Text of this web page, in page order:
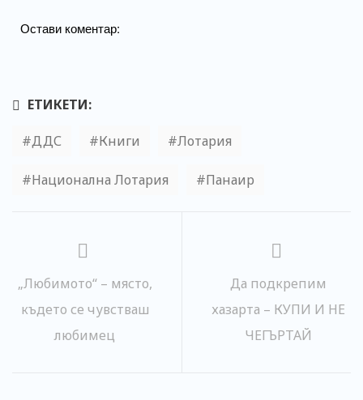
Остави коментар:
ЕТИКЕТИ:
ДДС Книги Лотария
Национална Лотария Панаир
„Любимото“ – място,
където се чувстваш
любимец
Да подкрепим
хазарта – КУПИ И НЕ
ЧЕГЪРТАЙ